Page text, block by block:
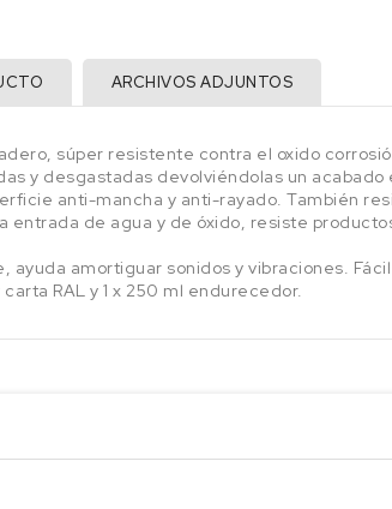
ARCHIVOS ADJUNTOS
súper resistente contra el oxido
y desgastadas devolviéndolas un acabado
anti-mancha y anti-rayado. También
entrada de agua y de óxido, resiste
amortiguar sonidos y vibraciones.
RAL y 1 x 250 ml endurecedor.